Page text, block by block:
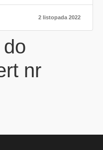
2 listopada 2022
nr